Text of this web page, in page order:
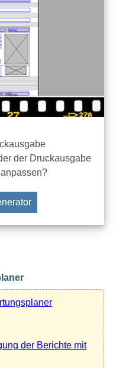
der Druckausgabe
der Berichte mit